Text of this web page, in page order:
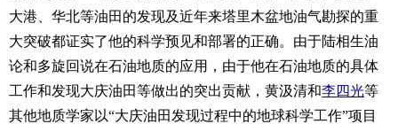
大港、华北等油田的发现及近年来塔里木盆地油气勘探的重
大突破都证实了他的科学预见和部署的正确。由于陆相生油
论和多旋回说在石油地质的应用，由于他在石油地质的具体
工作和发现大庆油田等做出的突出贡献，黄汲清和李四光等
其他地质学家以“大庆油田发现过程中的地球科学工作”项目